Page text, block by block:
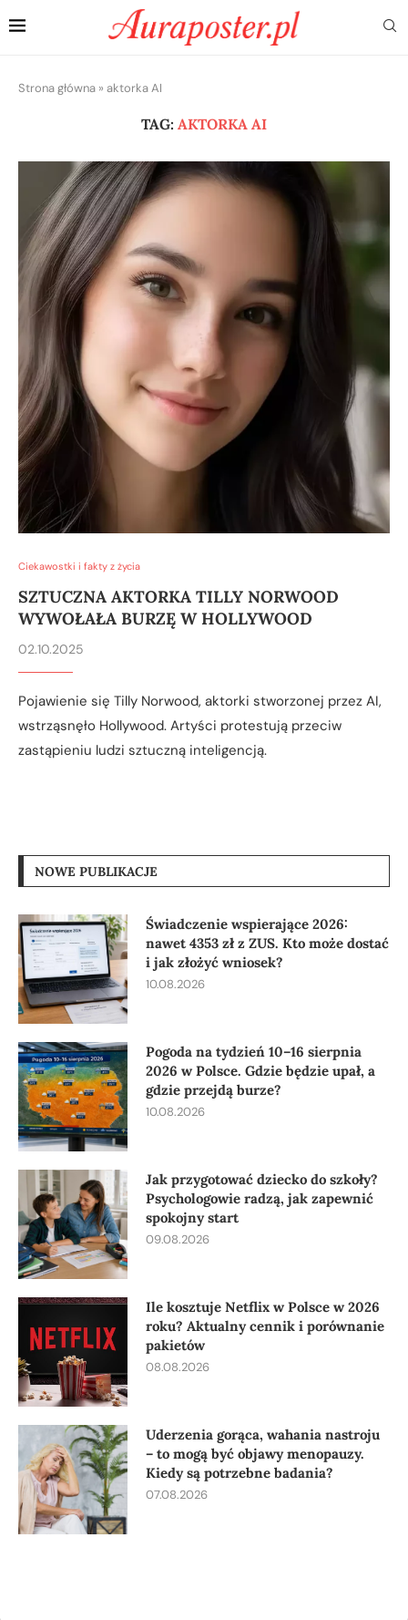
Strona główna » aktorka AI
TAG: AKTORKA AI
Ciekawostki i fakty z życia
SZTUCZNA AKTORKA TILLY NORWOOD
WYWOŁAŁA BURZĘ W HOLLYWOOD
02.10.2025
Pojawienie się Tilly Norwood, aktorki stworzonej przez AI,
wstrząsnęło Hollywood. Artyści protestują przeciw
zastąpieniu ludzi sztuczną inteligencją.
NOWE PUBLIKACJE
Świadczenie wspierające 2026:
nawet 4353 zł z ZUS. Kto może dostać
i jak złożyć wniosek?
10.08.2026
Pogoda na tydzień 10–16 sierpnia
2026 w Polsce. Gdzie będzie upał, a
gdzie przejdą burze?
10.08.2026
Jak przygotować dziecko do szkoły?
Psychologowie radzą, jak zapewnić
spokojny start
09.08.2026
Ile kosztuje Netflix w Polsce w 2026
roku? Aktualny cennik i porównanie
pakietów
08.08.2026
Uderzenia gorąca, wahania nastroju
– to mogą być objawy menopauzy.
Kiedy są potrzebne badania?
07.08.2026